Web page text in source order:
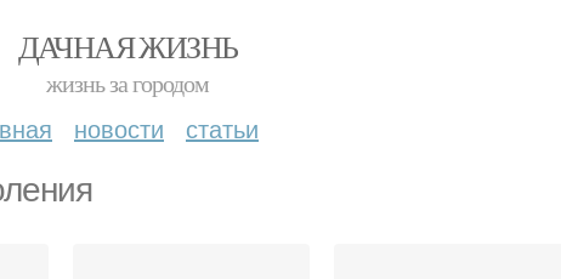
ДАЧНАЯ ЖИЗНЬ
жизнь за городом
новости статьи